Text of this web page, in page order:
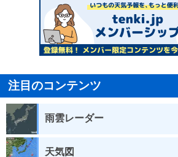
注目のコンテンツ
雨雲レーダー
天気図